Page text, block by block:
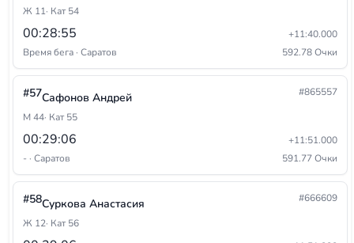
Ж 11· Кат 54
00:28:55
+11:40.000
Время бега · Саратов
592.78 Очки
#57Сафонов Андрей
#865557
М 44· Кат 55
00:29:06
+11:51.000
- · Саратов
591.77 Очки
#58Суркова Анастасия
#666609
Ж 12· Кат 56